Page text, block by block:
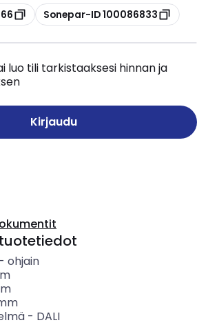
Kopioi
Sonepar-ID 100086833
luo tili tarkistaaksesi hinnan ja
Kirjaudu
ohjain
- DALI